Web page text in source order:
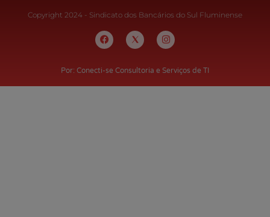
Copyright 2024 - Sindicato dos Bancários do Sul Fluminense
Por: Conecti-se Consultoria e Serviços de TI